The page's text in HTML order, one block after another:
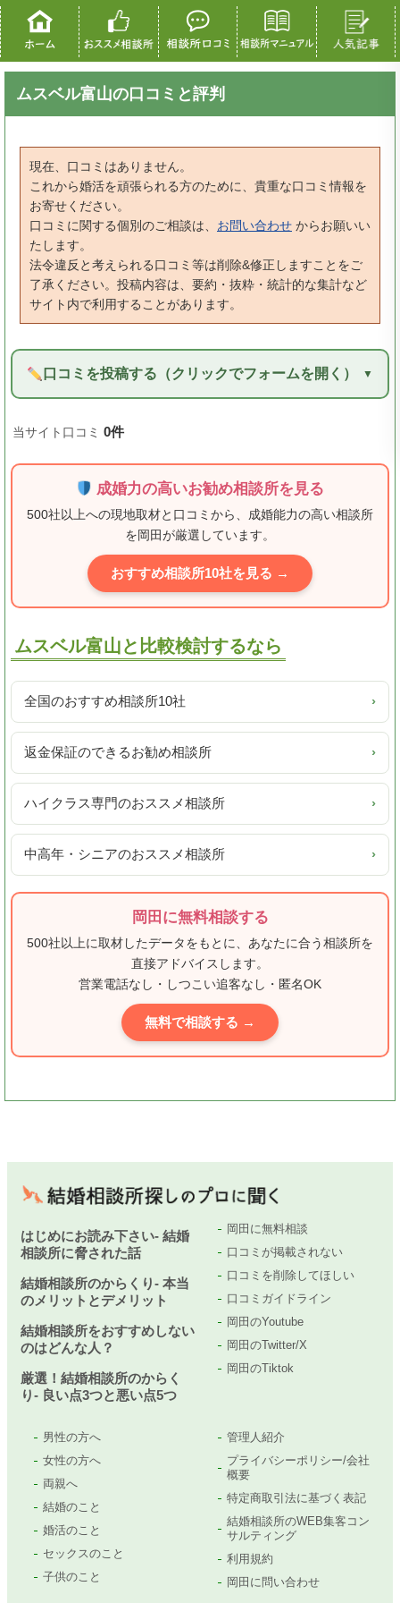
ムスベル富山の口コミと評判
現在、口コミはありません。
これから婚活を頑張られる方のために、貴重な口コミ情報を
お寄せください。
口コミに関する個別のご相談は、 お問い合わせ からお願いい
たします。
法令違反と考えられる口コミ等は削除&修正しますことをご
了承ください。投稿内容は、要約・抜粋・統計的な集計など
サイト内で利用することがあります。
口コミを投稿する（クリックでフォームを開く）
当サイト口コミ 0件
成婚力の高いお勧め相談所を見る
500社以上への現地取材と口コミから、成婚能力の高い相談所
を岡田が厳選しています。
おすすめ相談所10社を見る →
ムスベル富山と比較検討するなら
全国のおすすめ相談所10社 ›
返金保証のできるお勧め相談所 ›
ハイクラス専門のおススメ相談所 ›
中高年・シニアのおススメ相談所 ›
岡田に無料相談する
500社以上に取材したデータをもとに、あなたに合う相談所を
直接アドバイスします。
営業電話なし・しつこい追客なし・匿名OK
無料で相談する →
はじめにお読み下さい- 結婚
相談所に脅された話
結婚相談所のからくり- 本当
のメリットとデメリット
結婚相談所をおすすめしない
のはどんな人？
厳選！結婚相談所のからく
り- 良い点3つと悪い点5つ
岡田に無料相談
口コミが掲載されない
口コミを削除してほしい
口コミガイドライン
岡田のYoutube
岡田のTwitter/X
岡田のTiktok
男性の方へ
女性の方へ
両親へ
結婚のこと
婚活のこと
セックスのこと
子供のこと
管理人紹介
プライバシーポリシー/会社
概要
特定商取引法に基づく表記
結婚相談所のWEB集客コン
サルティング
利用規約
岡田に問い合わせ